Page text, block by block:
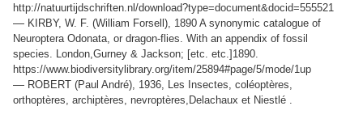
http://natuurtijdschriften.nl/download?type=document&docid=555521
— KIRBY, W. F. (William Forsell), 1890 A synonymic catalogue of
Neuroptera Odonata, or dragon-flies. With an appendix of fossil
species. London,Gurney & Jackson; [etc. etc.]1890.
https://www.biodiversitylibrary.org/item/25894#page/5/mode/1up
— ROBERT (Paul André), 1936, Les Insectes, coléoptères,
orthoptères, archiptères, nevroptères,Delachaux et Niestlé .